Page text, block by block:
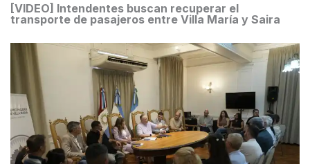
[VIDEO] Intendentes buscan recuperar el
transporte de pasajeros entre Villa María y Saira